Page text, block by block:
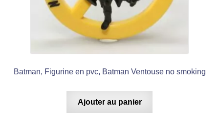
Batman, Figurine en pvc, Batman Ventouse no smoking
Ajouter au panier